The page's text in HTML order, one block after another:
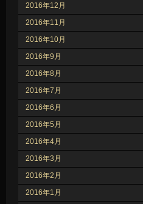
2016年12月
2016年11月
2016年10月
2016年9月
2016年8月
2016年7月
2016年6月
2016年5月
2016年4月
2016年3月
2016年2月
2016年1月